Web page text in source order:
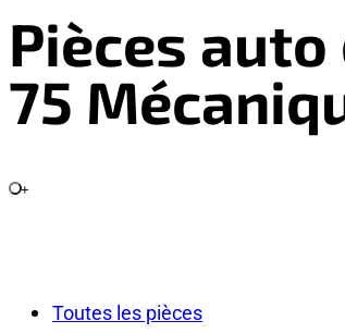
Pièces
75
+
Toutes les pièces